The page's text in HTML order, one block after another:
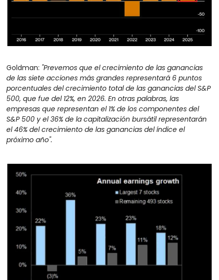
Goldman: "Prevemos que el crecimiento de las ganancias
de las siete acciones más grandes representará 6 puntos
porcentuales del crecimiento total de las ganancias del S&P
500, que fue del 12%, en 2026. En otras palabras, las
empresas que representan el 1% de los componentes del
S&P 500 y el 36% de la capitalización bursátil representarán
el 46% del crecimiento de las ganancias del índice el
próximo año".